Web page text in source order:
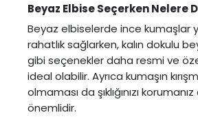
Beyaz Elbise Seçerken Nelere
Beyaz elbiselerde ince kumaşlar
rahatlık sağlarken, kalın dokulu
gibi seçenekler daha resmi ve
ideal olabilir. Ayrıca kumaşın
olmaması da şıklığınızı korumanız
önemlidir.